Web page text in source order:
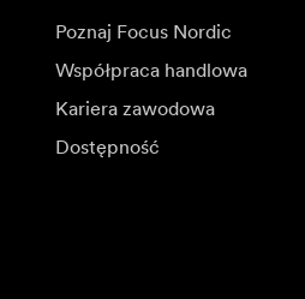
Poznaj Focus Nordic
Współpraca handlowa
Kariera zawodowa
Dostępność